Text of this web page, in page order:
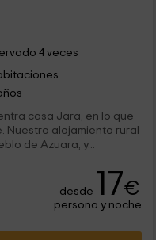
4 veces
casa Jara, en lo que
Nuestro alojamiento rural
de Azuara, y...
desde 17€
persona y noche